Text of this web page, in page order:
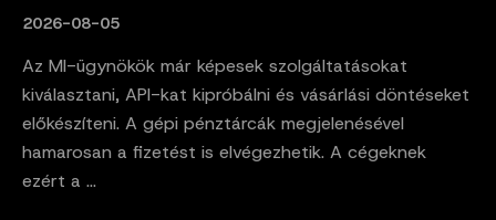
2026-08-05
Az MI-ügynökök már képesek szolgáltatásokat
kiválasztani, API-kat kipróbálni és vásárlási döntéseket
előkészíteni. A gépi pénztárcák megjelenésével
hamarosan a fizetést is elvégezhetik. A cégeknek
ezért a ...